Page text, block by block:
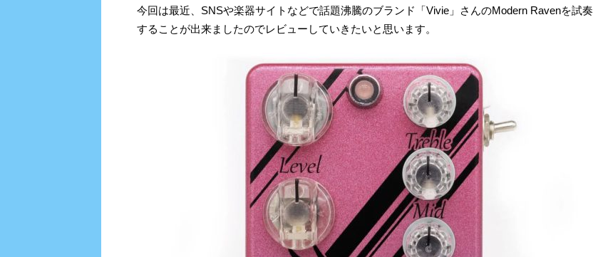
今回は最近、SNSや楽器サイトなどで話題沸騰のブランド「Vivie」さんのModern Ravenを試奏
することが出来ましたのでレビューしていきたいと思います。